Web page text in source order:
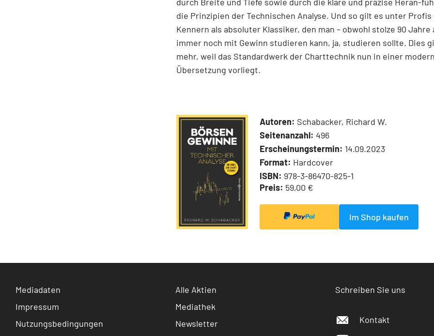
die Prinzipien der Technischen Analyse. Und so gilt es unter Profis
Kennern als absoluter Klassiker, den man – obwohl stolze 90 Jahre
immer noch mit Gewinn studieren kann, ja, studieren sollte. Dies
mehr, weil das Standardwerk der Charttechnik nun in einer
Übersetzung vorliegt.
Autoren: Schabacker, Richard W.
Seitenanzahl: 496
Erscheinungstermin: 14.09.2023
Format: Hardcover
ISBN: 978-3-86470-825-1
Preis: 59,00 €
Im Shop kaufen
Mediadaten
Impressum
Nutzungsbedingungen
Alle Aktien
Mediathek
Newsletter
Schreiben Sie uns
Kontakt